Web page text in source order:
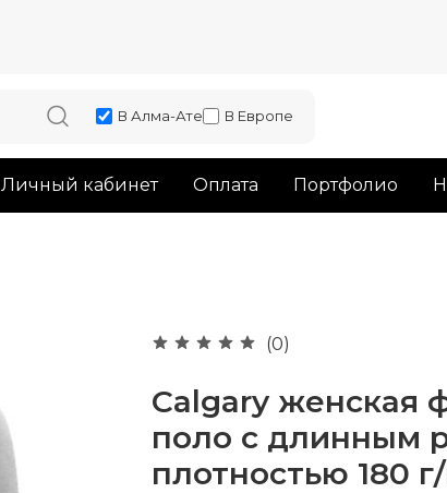
В Алма-Ате В Европе
Личный кабинет Оплата Портфолио
(0)
Calgary женская
поло с длинным
плотностью 180